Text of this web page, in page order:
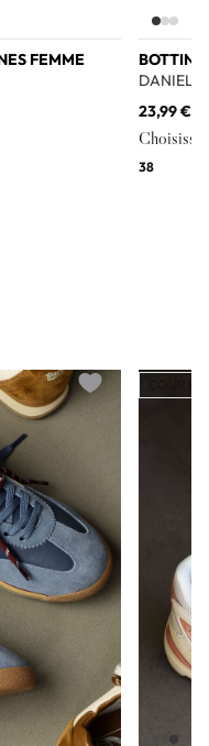
FEMME
DANIELA
23,99 €
38
Add to wishlist